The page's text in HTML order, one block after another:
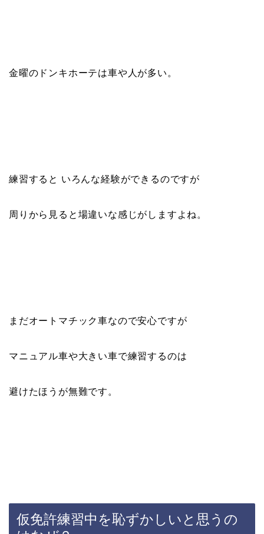
金曜のドンキホーテは車や人が多い。
練習すると いろんな経験ができるのですが
周りから見ると場違いな感じがしますよね。
まだオートマチック車なので安心ですが
マニュアル車や大きい車で練習するのは
避けたほうが無難です。
仮免許練習中を恥ずかしいと思うの